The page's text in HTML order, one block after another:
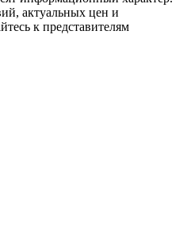
актуальных цен и
к представителям